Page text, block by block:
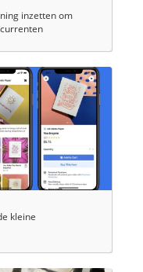
inzetten om
kleine